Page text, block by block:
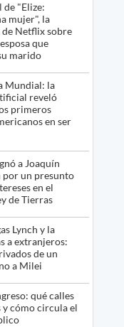
de "Elize:
mujer", la
Netflix sobre
que
marido
Mundial: la
reveló
primeros
en ser
a Joaquín
por un presunto
en el
de Tierras
Lynch y la
a extranjeros:
de un
a Milei
qué calles
y cómo circula el